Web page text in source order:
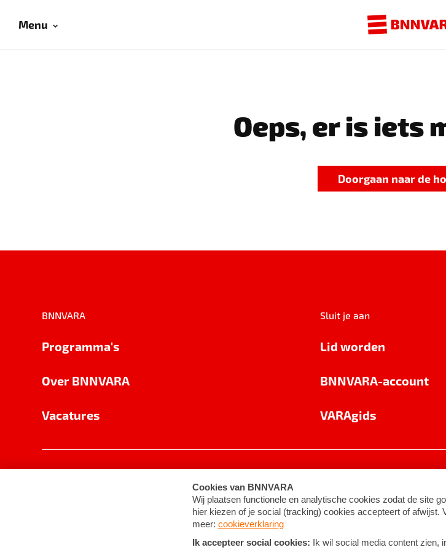
Menu
Oeps, er is iets
Doorgaan naar de
BNNVARA
Programma's
Over BNNVARA
Vacatures
Sluit je aan
Lid worden
BNNVARA-account
VARAgids
Cookie-instellingen Algemene voorwaarden ©2026BNNVARA